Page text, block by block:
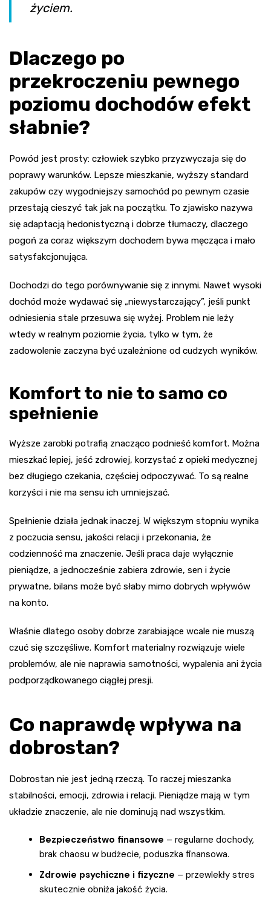
życiem.
Dlaczego po
przekroczeniu pewnego
poziomu dochodów efekt
słabnie?
Powód jest prosty: człowiek szybko przyzwyczaja się do
poprawy warunków. Lepsze mieszkanie, wyższy standard
zakupów czy wygodniejszy samochód po pewnym czasie
przestają cieszyć tak jak na początku. To zjawisko nazywa
się adaptacją hedonistyczną i dobrze tłumaczy, dlaczego
pogoń za coraz większym dochodem bywa męcząca i mało
satysfakcjonująca.
Dochodzi do tego porównywanie się z innymi. Nawet wysoki
dochód może wydawać się „niewystarczający”, jeśli punkt
odniesienia stale przesuwa się wyżej. Problem nie leży
wtedy w realnym poziomie życia, tylko w tym, że
zadowolenie zaczyna być uzależnione od cudzych wyników.
Komfort to nie to samo co
spełnienie
Wyższe zarobki potrafią znacząco podnieść komfort. Można
mieszkać lepiej, jeść zdrowiej, korzystać z opieki medycznej
bez długiego czekania, częściej odpoczywać. To są realne
korzyści i nie ma sensu ich umniejszać.
Spełnienie działa jednak inaczej. W większym stopniu wynika
z poczucia sensu, jakości relacji i przekonania, że
codzienność ma znaczenie. Jeśli praca daje wyłącznie
pieniądze, a jednocześnie zabiera zdrowie, sen i życie
prywatne, bilans może być słaby mimo dobrych wpływów
na konto.
Właśnie dlatego osoby dobrze zarabiające wcale nie muszą
czuć się szczęśliwe. Komfort materialny rozwiązuje wiele
problemów, ale nie naprawia samotności, wypalenia ani życia
podporządkowanego ciągłej presji.
Co naprawdę wpływa na
dobrostan?
Dobrostan nie jest jedną rzeczą. To raczej mieszanka
stabilności, emocji, zdrowia i relacji. Pieniądze mają w tym
układzie znaczenie, ale nie dominują nad wszystkim.
Bezpieczeństwo finansowe – regularne dochody,
brak chaosu w budżecie, poduszka finansowa.
Zdrowie psychiczne i fizyczne – przewlekły stres
skutecznie obniża jakość życia.